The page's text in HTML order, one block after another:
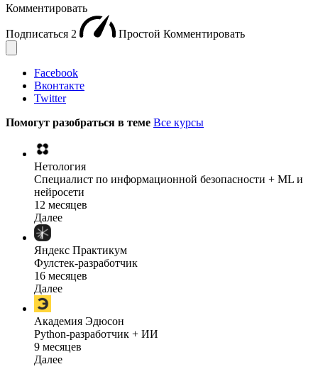
Комментировать
Подписаться 2 Простой Комментировать
Facebook
Вконтакте
Twitter
Помогут разобраться в теме Все курсы
Нетология
Специалист по информационной безопасности + ML и
нейросети
12 месяцев
Далее
Яндекс Практикум
Фулстек-разработчик
16 месяцев
Далее
Академия Эдюсон
Python-разработчик + ИИ
9 месяцев
Далее